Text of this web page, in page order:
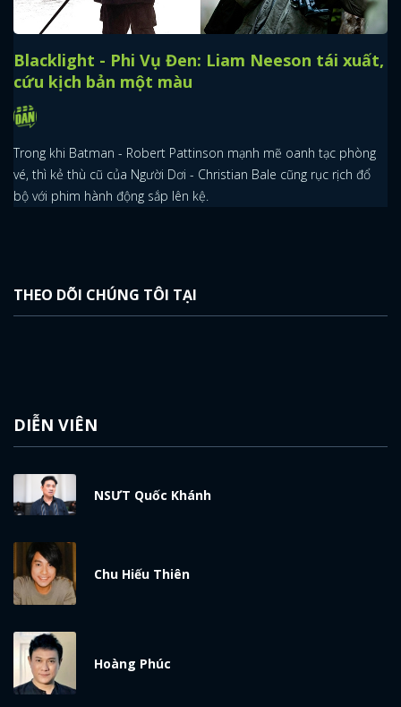
ĐĂNG NHẬP
Blacklight - Phi Vụ Đen: Liam Neeson tái xuất,
cứu kịch bản một màu
Trong khi Batman - Robert Pattinson mạnh mẽ oanh tạc phòng
vé, thì kẻ thù cũ của Người Dơi - Christian Bale cũng rục rịch đổ
bộ với phim hành động sắp lên kệ.
THEO DÕI CHÚNG TÔI TẠI
DIỄN VIÊN
NSƯT Quốc Khánh
Chu Hiếu Thiên
Hoàng Phúc